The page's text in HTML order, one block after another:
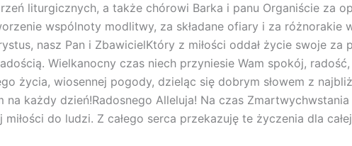
liturgicznych, a także chórowi Barka i panu Organiście za
wspólnoty modlitwy, za składane ofiary i za różnorakie
nasz Pan i ZbawicielKtóry z miłości oddał życie swoje za
Wielkanocny czas niech przyniesie Wam spokój, radość,
życia, wiosennej pogody, dzieląc się dobrym słowem z
każdy dzień!Radosnego Alleluja! Na czas Zmartwychwstania
do ludzi. Z całego serca przekazuję te życzenia dla